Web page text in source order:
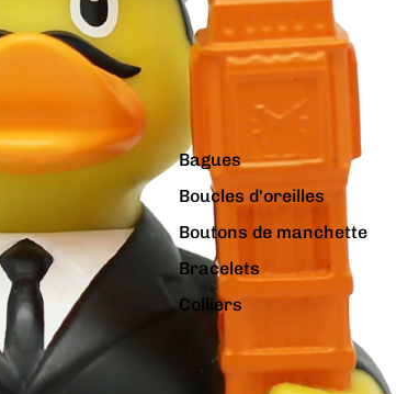
Bagues
Boucles d'oreilles
Boutons de manchette
Bracelets
Colliers
Charms